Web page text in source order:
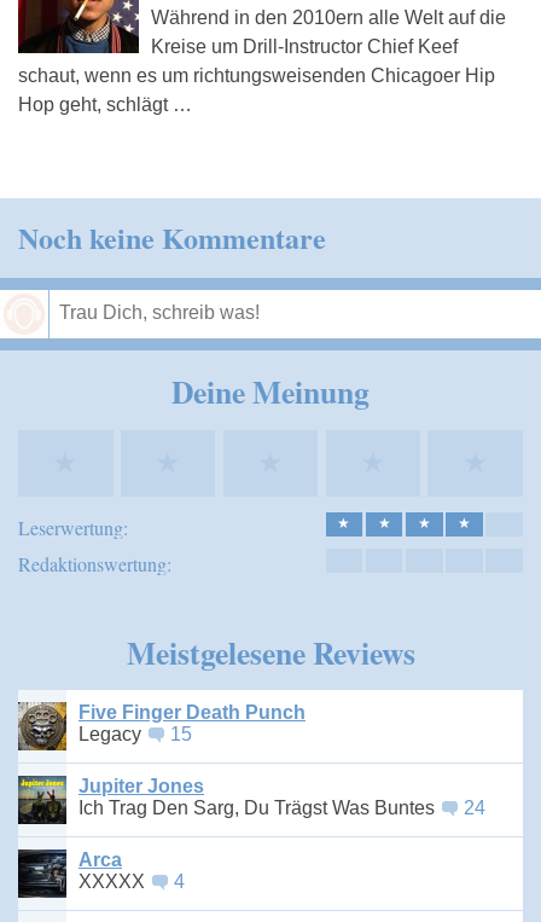
Während in den 2010ern alle Welt auf die
Kreise um Drill-Instructor Chief Keef
schaut, wenn es um richtungsweisenden Chicagoer Hip
Hop geht, schlägt …
Noch keine Kommentare
Deine Meinung
Leserwertung: ★ ★ ★ ★
Redaktionswertung:
Meistgelesene Reviews
Five Finger Death Punch
Legacy
15
Jupiter Jones
Ich Trag Den Sarg, Du Trägst Was Buntes
24
Arca
XXXXX
4